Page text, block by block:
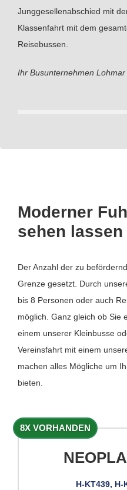
Junggesellenabschied mit
Klassenfahrt mit dem
Reisebussen.
Ihr Busunternehmen
Moderner
sehen lassen
Der Anzahl der zu
Grenze gesetzt. Durch
bis 8 Personen oder auch
möglich. Ganz gleich ob Sie
einem unserer Kleinbusse
Vereinsfahrt mit einem
machen alles Mögliche um
bieten.
8X VORHANDEN
H-KT439, H-